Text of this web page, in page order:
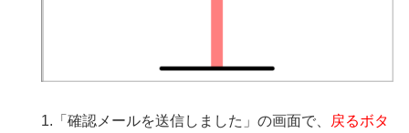
1.「確認メールを送信しました」の画面で、
戻るボタ